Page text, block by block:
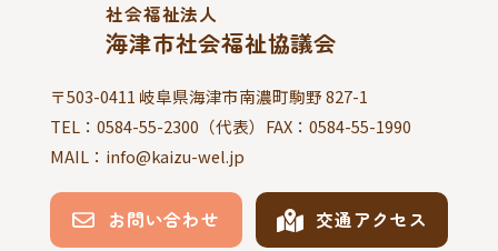
社会福祉法人
海津市社会福祉協議会
〒503-0411 岐阜県海津市南濃町駒野 827-1
TEL： 0584-55-2300 （代表）FAX： 0584-55-1990
MAIL：info@kaizu-wel.jp
お問い合わせ 交通アクセス